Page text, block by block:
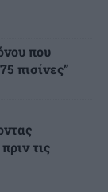
που
πισίνες”
τις